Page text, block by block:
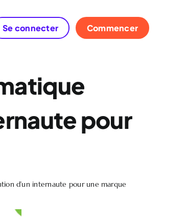
Se connecter Commencer
pour
d’un internaute pour une marque